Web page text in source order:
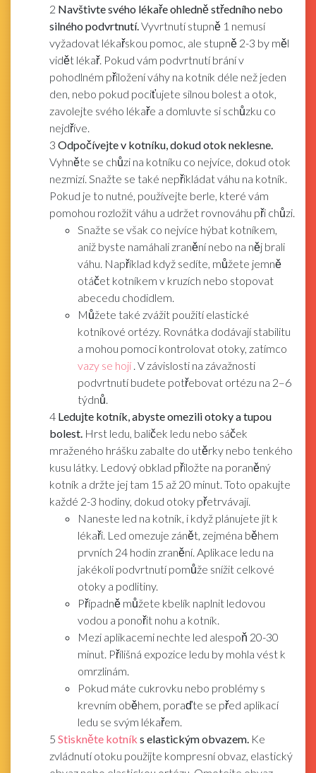
2 Navštivte svého lékaře ohledně středního nebo
silného podvrtnutí.Vyvrtnutí stupně 1 nemusí
vyžadovat lékařskou pomoc, ale stupně 2-3 by měl
vidět lékař. Pokud vám podvrtnutí brání v
pohodlném přiložení váhy na kotník déle než jeden
den, nebo pokud pociťujete silnou bolest a otok,
zavolejte svého lékaře a domluvte si schůzku co
nejdříve.
3 Odpočívejte v kotníku, dokud otok neklesne.
Vyhněte se chůzi na kotníku co nejvíce, dokud otok
nezmizí. Snažte se také nepřikládat váhu na kotník.
Pokud je to nutné, používejte berle, které vám
pomohou rozložit váhu a udržet rovnováhu při chůzi.
Snažte se však co nejvíce hýbat kotníkem,
aniž byste namáhali zranění nebo na něj brali
váhu. Například když sedíte, můžete jemně
otáčet kotníkem v kruzích nebo stopovat
abecedu chodidlem.
Můžete také zvážit použití elastické
kotníkové ortézy. Rovnátka dodávají stabilitu
a mohou pomoci kontrolovat otoky, zatímco
vazy se hojí . V závislosti na závažnosti
podvrtnutí budete potřebovat ortézu na 2–6
týdnů.
4 Ledujte kotník, abyste omezili otoky a tupou
bolest. Hrst ledu, balíček ledu nebo sáček
mraženého hrášku zabalte do utěrky nebo tenkého
kusu látky. Ledový obklad přiložte na poraněný
kotník a držte jej tam 15 až 20 minut. Toto opakujte
každé 2-3 hodiny, dokud otoky přetrvávají.
Naneste led na kotník, i když plánujete jít k
lékaři. Led omezuje zánět, zejména během
prvních 24 hodin zranění. Aplikace ledu na
jakékoli podvrtnutí pomůže snížit celkové
otoky a podlitiny.
Případně můžete kbelík naplnit ledovou
vodou a ponořit nohu a kotník.
Mezi aplikacemi nechte led alespoň 20-30
minut. Přílišná expozice ledu by mohla vést k
omrzlinám.
Pokud máte cukrovku nebo problémy s
krevním oběhem, poraďte se před aplikací
ledu se svým lékařem.
5 Stiskněte kotník s elastickým obvazem. Ke
zvládnutí otoku použijte kompresní obvaz, elastický